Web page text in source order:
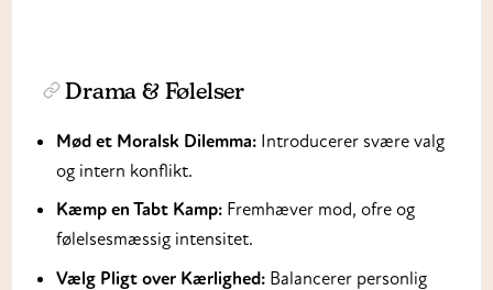
Drama & Følelser
Mød et Moralsk Dilemma:Introducerer svære valg
og intern konflikt.
Kæmp en Tabt Kamp:Fremhæver mod, ofre og
følelsesmæssig intensitet.
Vælg Pligt over Kærlighed:Balancerer personlig